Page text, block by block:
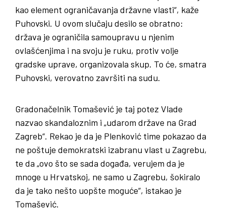
kao element ograničavanja državne vlasti“, kaže
Puhovski. U ovom slučaju desilo se obratno:
država je ograničila samoupravu u njenim
ovlašćenjima i na svoju je ruku, protiv volje
gradske uprave, organizovala skup. To će, smatra
Puhovski, verovatno završiti na sudu.
Gradonačelnik Tomašević je taj potez Vlade
nazvao skandaloznim i „udarom države na Grad
Zagreb“. Rekao je da je Plenković time pokazao da
ne poštuje demokratski izabranu vlast u Zagrebu,
te da „ovo što se sada događa, verujem da je
mnoge u Hrvatskoj, ne samo u Zagrebu, šokiralo
da je tako nešto uopšte moguće“, istakao je
Tomašević.